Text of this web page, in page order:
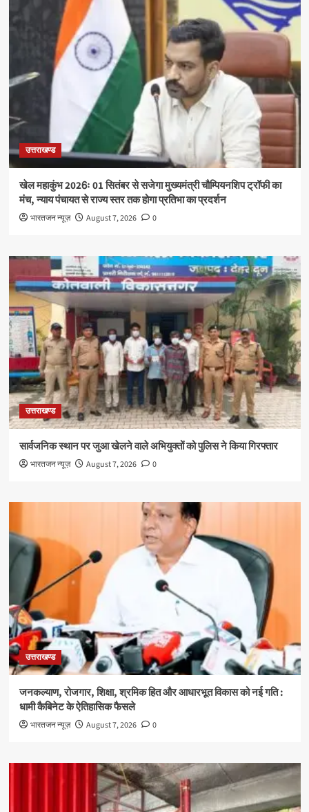
उत्तराखण्ड
खेल महाकुंभ 2026ः 01 सितंबर से सजेगा मुख्यमंत्री चौम्पियनशिप ट्रॉफी का
मंच, न्याय पंचायत से राज्य स्तर तक होगा प्रतिभा का प्रदर्शन
भारतजन न्यूज़ August 7, 2026 0
उत्तराखण्ड
सार्वजनिक स्थान पर जुआ खेलने वाले अभियुक्तों को पुलिस ने किया गिरफ्तार
भारतजन न्यूज़ August 7, 2026 0
उत्तराखण्ड
जनकल्याण, रोजगार, शिक्षा, श्रमिक हित और आधारभूत विकास को नई गति :
धामी कैबिनेट के ऐतिहासिक फैसले
भारतजन न्यूज़ August 7, 2026 0